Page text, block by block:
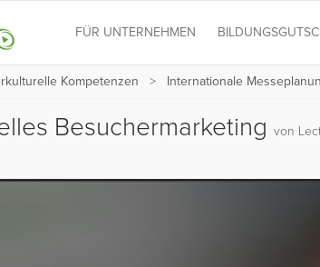
FÜR UNTERNEHMEN
Kompetenzen Internationale
Besuchermarketing von